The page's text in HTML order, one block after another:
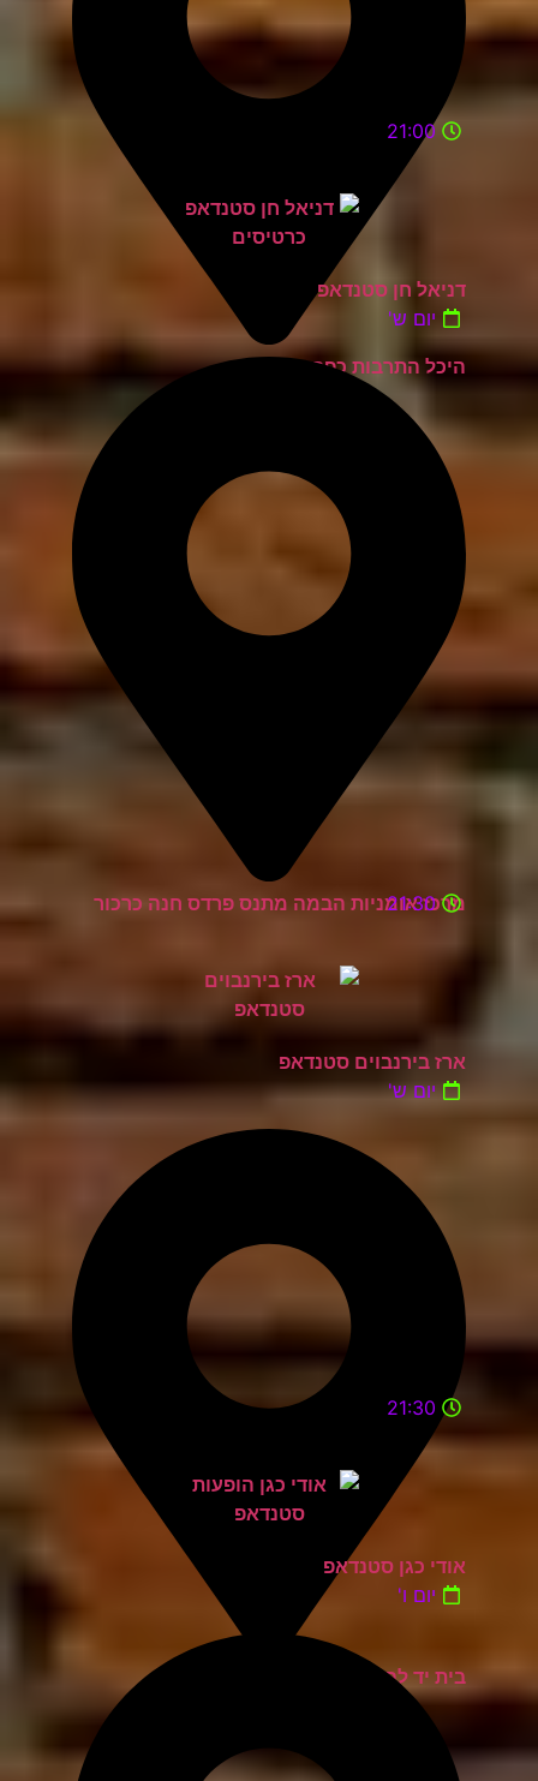
היכל התרבות כפר סבא
21:00
דניאל חן סטנדאפ
יום ש'
מרכז אומניות הבמה מתנס פרדס חנה כרכור
21:30
ארז בירנבוים סטנדאפ
יום ש'
בית יד לבנים אשדוד
21:30
אודי כגן סטנדאפ
יום ו'